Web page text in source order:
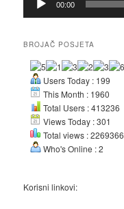
00:00
BROJAČ POSJETA
Users Today : 199
This Month : 1960
Total Users : 413236
Views Today : 301
Total views : 2269366
Who's Online : 2
Korisni linkovi: